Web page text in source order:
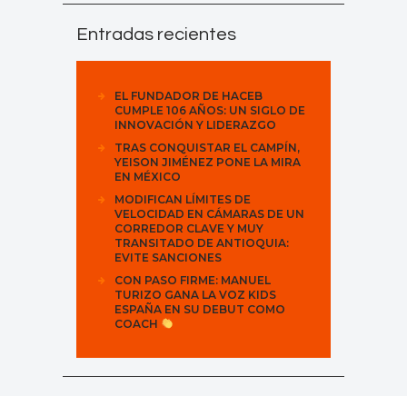
Entradas recientes
EL FUNDADOR DE HACEB
CUMPLE 106 AÑOS: UN SIGLO DE
INNOVACIÓN Y LIDERAZGO
TRAS CONQUISTAR EL CAMPÍN,
YEISON JIMÉNEZ PONE LA MIRA
EN MÉXICO
MODIFICAN LÍMITES DE
VELOCIDAD EN CÁMARAS DE UN
CORREDOR CLAVE Y MUY
TRANSITADO DE ANTIOQUIA:
EVITE SANCIONES
CON PASO FIRME: MANUEL
TURIZO GANA LA VOZ KIDS
ESPAÑA EN SU DEBUT COMO
COACH